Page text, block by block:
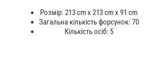
Розмір: 213 cm x 213 cm x 91 cm
Загальна кількість форсунок: 70
Кількість осіб: 5